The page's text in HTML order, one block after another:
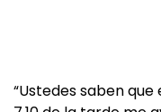
“Ustedes saben